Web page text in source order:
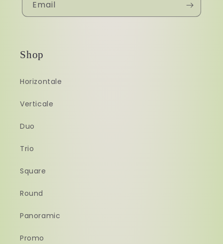
Email
Shop
Horizontale
Verticale
Duo
Trio
Square
Round
Panoramic
Promo